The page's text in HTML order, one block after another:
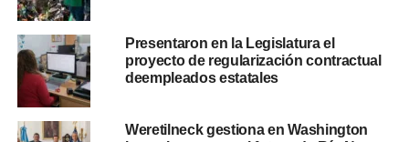
Presentaron en la Legislatura el
proyecto de regularización contractual
deempleados estatales
Weretilneck gestiona en Washington